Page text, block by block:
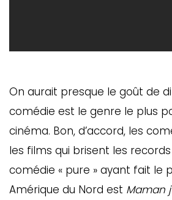
On aurait presque le goût de
comédie est le genre le plus
cinéma. Bon, d’accord, les
les films qui brisent les
comédie « pure » ayant fait le
Amérique du Nord est Maman